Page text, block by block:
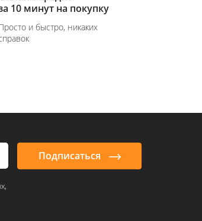
10 минут на покупку
и быстро, никаких
Подписаться